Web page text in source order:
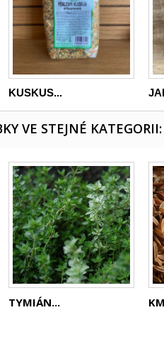
KUSKUS...
VE STEJNÉ KATEGORII:
TYMIÁN...